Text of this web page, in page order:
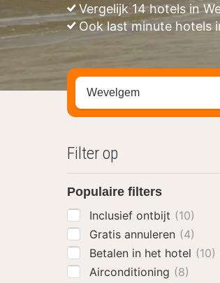
Vergelijk 14 hotels in
Ook last minute hotels
Zoek op hotel, regio of
Filter op
Populaire filters
Inclusief ontbijt (10)
Gratis annuleren (4)
Betalen in het hotel (10)
Airconditioning (8)